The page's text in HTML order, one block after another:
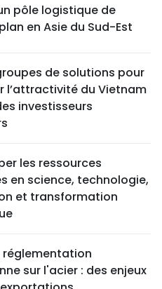
pôle logistique de
en Asie du Sud-Est
de solutions pour
l’attractivité du Vietnam
investisseurs
les ressources
en science, technologie,
et transformation
réglementation
sur l'acier : des enjeux